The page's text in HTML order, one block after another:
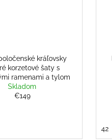
kráľovsky
korzetové šaty s
ramenami a tylom
Skladom
€149
42